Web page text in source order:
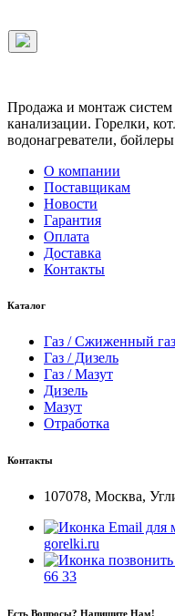
Продажа и монтаж систем
канализации. Горелки,
водонагреватели,
О компании
Поставщикам
Новости
Гарантия
Оплата
Доставка
Контакты
Каталог
Газ / Сжиженный газ
Газ / Дизель
Газ / Мазут
Дизель
Мазут
Отработка
Контакты
107078, Москва,
gorelki.ru
66 33
Есть Вопросы? Напишите Нам!